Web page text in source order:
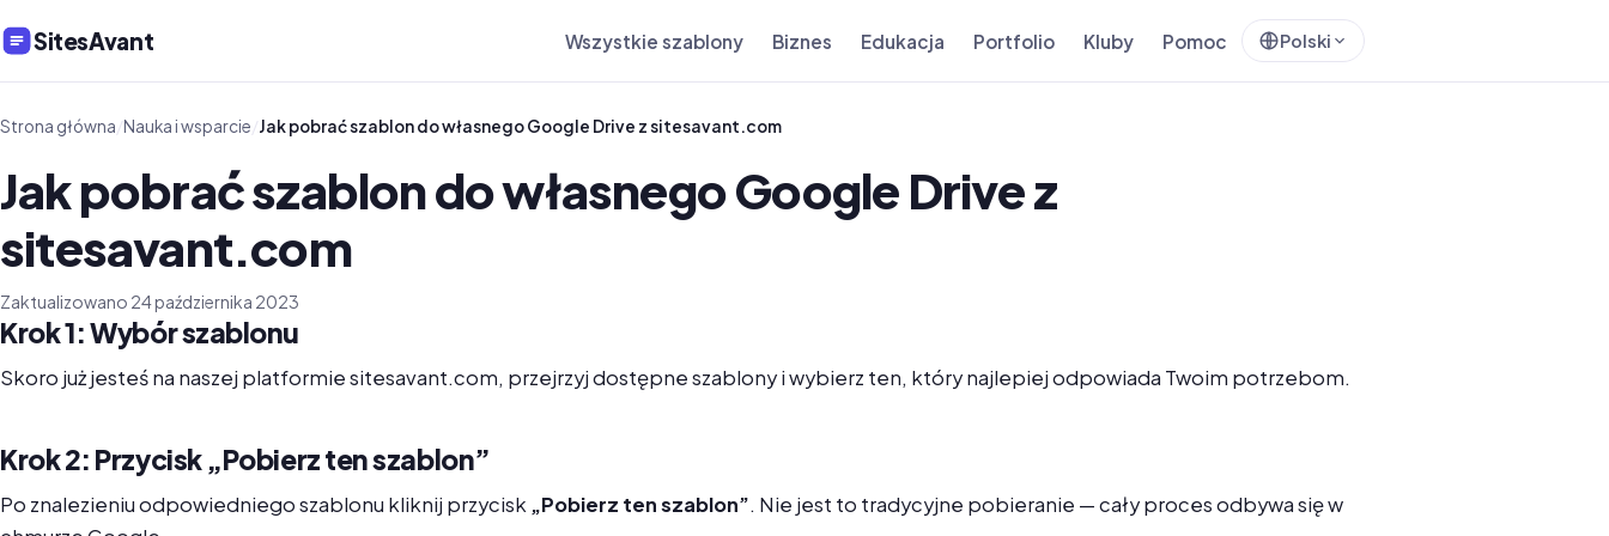
SitesAvant Wszystkie szablony Biznes Edukacja Portfolio Kluby Pomoc Polski
Strona główna/Nauka i wsparcie/Jak pobrać szablon do własnego Google Drive z sitesavant.com
Jak pobrać szablon do własnego Google Drive z
sitesavant.com
Zaktualizowano 24 października 2023
Krok 1: Wybór szablonu
Skoro już jesteś na naszej platformie sitesavant.com, przejrzyj dostępne szablony i wybierz ten, który najlepiej odpowiada Twoim potrzebom.
Krok 2: Przycisk „Pobierz ten szablon”
Po znalezieniu odpowiedniego szablonu kliknij przycisk „Pobierz ten szablon”. Nie jest to tradycyjne pobieranie — cały proces odbywa się w